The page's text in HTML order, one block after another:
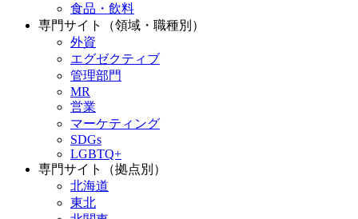
食品・飲料
専門サイト（領域・職種別）
外資
エグゼクティブ
管理部門
MR
営業
マーケティング
SDGs
LGBTQ+
専門サイト（拠点別）
北海道
東北